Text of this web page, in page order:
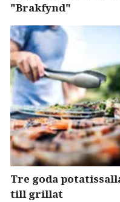
"Brakfynd"
Tre goda
till grillat